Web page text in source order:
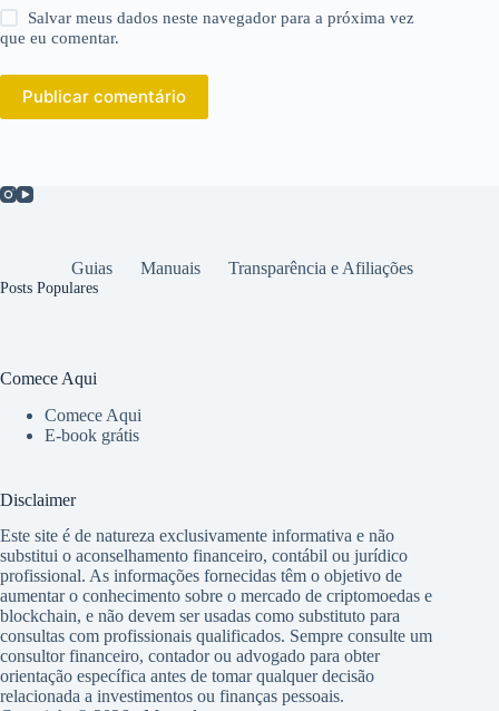
Salvar meus dados neste navegador para a próxima vez
que eu comentar.
Publicar comentário
Guias Manuais Transparência e Afiliações
Posts Populares
Comece Aqui
Comece Aqui
E-book grátis
Disclaimer
Este site é de natureza exclusivamente informativa e não
substitui o aconselhamento financeiro, contábil ou jurídico
profissional. As informações fornecidas têm o objetivo de
aumentar o conhecimento sobre o mercado de criptomoedas e
blockchain, e não devem ser usadas como substituto para
consultas com profissionais qualificados. Sempre consulte um
consultor financeiro, contador ou advogado para obter
orientação específica antes de tomar qualquer decisão
relacionada a investimentos ou finanças pessoais.